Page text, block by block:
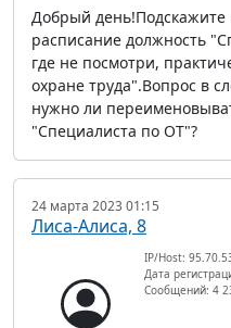
Добрый день!Подскажите
расписание должность
где не посмотри,
охране труда".Вопрос в
нужно ли
"Специалиста по ОТ"?
24 марта 2023 01:15
Лиса-Алиса, 8
IP/Host:
Дата
Сообщений: 4